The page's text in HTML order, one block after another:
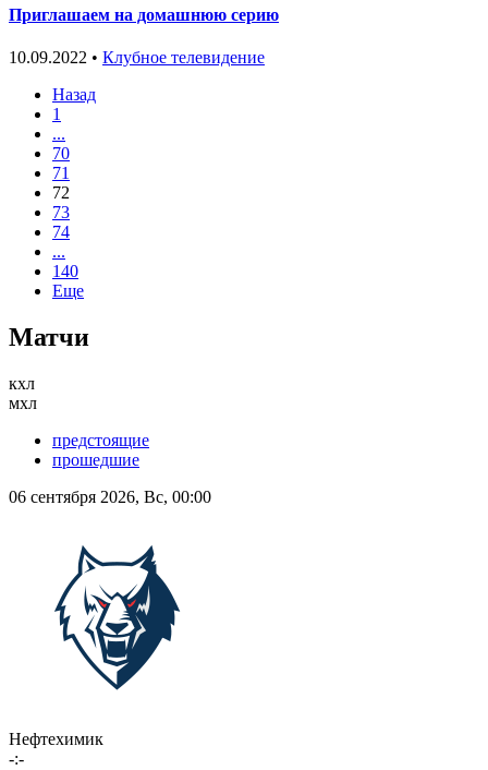
Приглашаем на домашнюю серию
10.09.2022 • Клубное телевидение
Назад
1
...
70
71
72
73
74
...
140
Еще
Матчи
кхл
мхл
предстоящие
прошедшие
06 сентября 2026, Вс, 00:00
Нефтехимик
-:-